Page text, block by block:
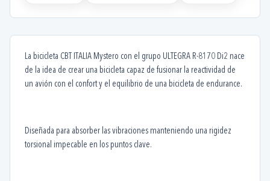
La bicicleta CBT ITALIA Mystero con el grupo ULTEGRA R-8170 Di2 nace
de la idea de crear una bicicleta capaz de fusionar la reactividad de
un avión con el confort y el equilibrio de una bicicleta de endurance.
Diseñada para absorber las vibraciones manteniendo una rigidez
torsional impecable en los puntos clave.